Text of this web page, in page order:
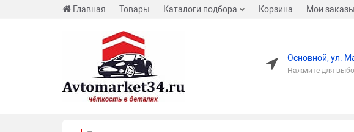
Главная Товары Каталоги подбора Корзина Мои заказы
Основной, ул.
Нажмите для